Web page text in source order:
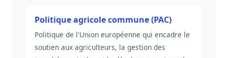
Politique agricole commune (PAC)
Politique de l'Union européenne qui encadre le
soutien aux agriculteurs, la gestion des